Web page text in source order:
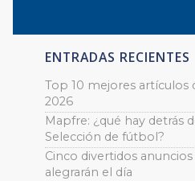
ENTRADAS RECIENTES
Top 10 mejores artículos
2026
Mapfre: ¿qué hay detrás
Selección de fútbol?
Cinco divertidos
alegrarán el día